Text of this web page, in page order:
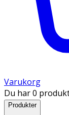
Varukorg
Du har 0
Produkter